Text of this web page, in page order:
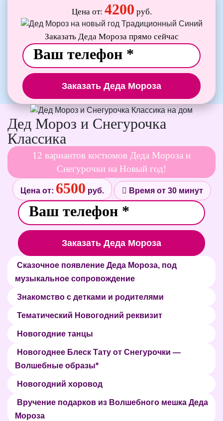
Цена от: 4200 руб.
Заказать Деда Мороза прямо сейчас
Заказать Деда Мороза
Дед Мороз и Снегурочка
Классика
12 вариантов костюмов Деда Мороза и
Снегурочки на Новый год!
Цена от: 6500 руб. Время от 30 минут
Заказать Деда Мороза
Сказочное появление Деда Мороза, под
музыкальное сопровождение
Знакомство с детками и родителями
Тематический Новогодний реквизит
Новогодние танцы
Новогоднее Блеск Тату от Снегурочки —
Волшебные образы*
Новогодний хоровод
Вручение подарков из Волшебного мешка Деда
Мороза